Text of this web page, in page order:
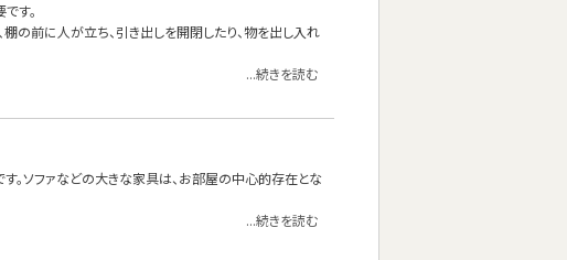
す。
の前に人が立ち、引き出しを開閉したり、物を出し入れ
...続きを読む
。ソファなどの大きな家具は、お部屋の中心的存在とな
...続きを読む